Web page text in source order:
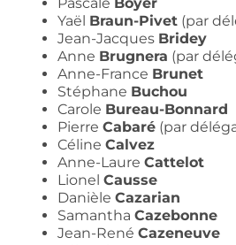
Yaël Braun-Pivet (par
Jean-Jacques Bridey
Anne Brugnera (par
Anne-France Brunet
Stéphane Buchou
Carole Bureau-Bonnard
Pierre Cabaré (par
Céline Calvez
Anne-Laure Cattelot
Lionel Causse
Danièle Cazarian
Samantha Cazebonne
Jean-René Cazeneuve